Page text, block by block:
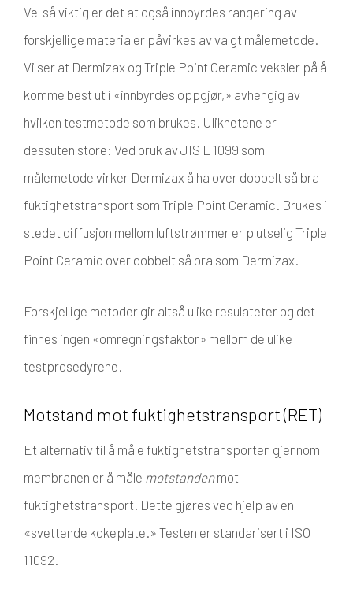
Vel så viktig er det at også innbyrdes rangering av
forskjellige materialer påvirkes av valgt målemetode.
Vi ser at Dermizax og Triple Point Ceramic veksler på å
komme best ut i «innbyrdes oppgjør,» avhengig av
hvilken testmetode som brukes. Ulikhetene er
dessuten store: Ved bruk av JIS L 1099 som
målemetode virker Dermizax å ha over dobbelt så bra
fuktighetstransport som Triple Point Ceramic. Brukes i
stedet diffusjon mellom luftstrømmer er plutselig Triple
Point Ceramic over dobbelt så bra som Dermizax.
Forskjellige metoder gir altså ulike resulateter og det
finnes ingen «omregningsfaktor» mellom de ulike
testprosedyrene.
Motstand mot fuktighetstransport (RET)
Et alternativ til å måle fuktighetstransporten gjennom
membranen er å måle motstandenmot
fuktighetstransport. Dette gjøres ved hjelp av en
«svettende kokeplate.» Testen er standarisert i ISO
11092.